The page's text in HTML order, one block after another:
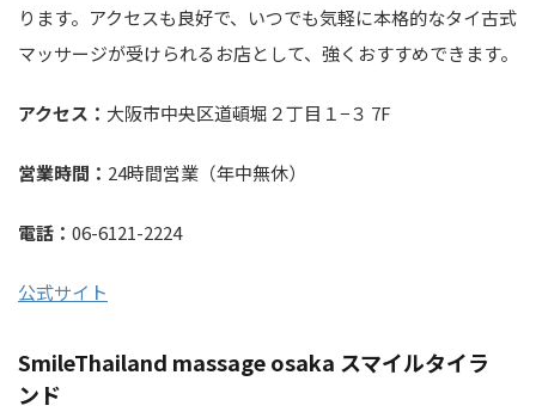
ります。アクセスも良好で、いつでも気軽に本格的なタイ古式
マッサージが受けられるお店として、強くおすすめできます。
アクセス： 大阪市中央区道頓堀２丁目１−３ 7F
営業時間： 24時間営業（年中無休）
電話： 06-6121-2224
公式サイト
SmileThailand massage osaka スマイルタイラ
ンド